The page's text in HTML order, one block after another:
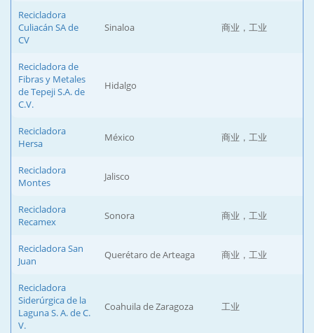
Recicladora
Culiacán SA de
CV
Sinaloa 商业，工业
Recicladora de
Fibras y Metales
de Tepeji S.A. de
C.V.
Hidalgo
Recicladora
Hersa
México 商业，工业
Recicladora
Montes
Jalisco
Recicladora
Recamex
Sonora 商业，工业
Recicladora San
Juan
Querétaro de Arteaga 商业，工业
Recicladora
Siderúrgica de la
Laguna S. A. de C.
V.
Coahuila de Zaragoza 工业